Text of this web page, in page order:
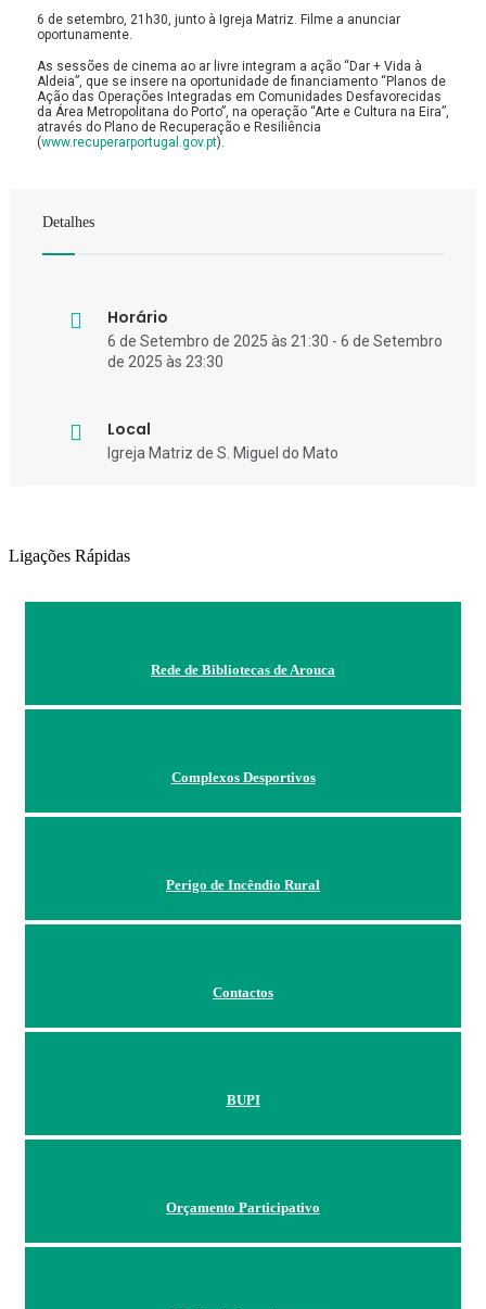
6 de setembro, 21h30, junto à Igreja Matriz. Filme a anunciar
oportunamente.
As sessões de cinema ao ar livre integram a ação “Dar + Vida à
Aldeia”, que se insere na oportunidade de financiamento “Planos de
Ação das Operações Integradas em Comunidades Desfavorecidas
da Área Metropolitana do Porto”, na operação “Arte e Cultura na Eira”,
através do Plano de Recuperação e Resiliência
(www.recuperarportugal.gov.pt).
Detalhes
Horário
6 de Setembro de 2025 às 21:30 - 6 de Setembro
de 2025 às 23:30
Local
Igreja Matriz de S. Miguel do Mato
Ligações Rápidas
Rede de Bibliotecas de Arouca
Complexos Desportivos
Perigo de Incêndio Rural
Contactos
BUPI
Orçamento Participativo